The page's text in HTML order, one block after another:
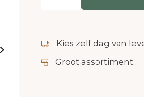
Kies zelf dag van
Groot assortiment